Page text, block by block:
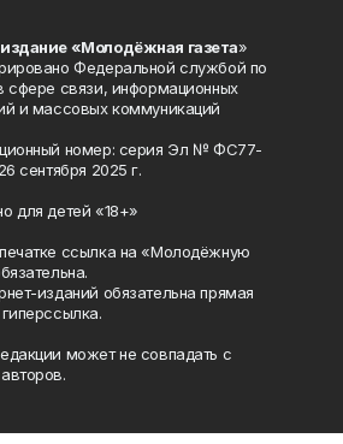
«Молодёжная газета»
Федеральной службой по
сфере связи, информационных
и массовых коммуникаций
номер: серия Эл № ФС77-
сентября 2025 г.
для детей «18+»
ссылка на «Молодёжную
изданий обязательна прямая
может не совпадать с